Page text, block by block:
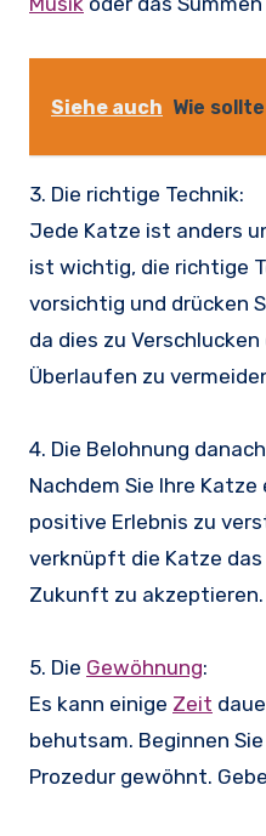
Siehe auch Wie
3. Die richtige Technik:
Jede Katze ist anders
ist wichtig, die richtige
vorsichtig und drücken
da dies zu
Überlaufen zu
4. Die Belohnung
Nachdem Sie Ihre
positive Erlebnis zu
verknüpft die Katze
Zukunft zu akzeptieren.
5. Die Gewöhnung:
Es kann einige Zeit
behutsam. Beginnen
Prozedur gewöhnt.